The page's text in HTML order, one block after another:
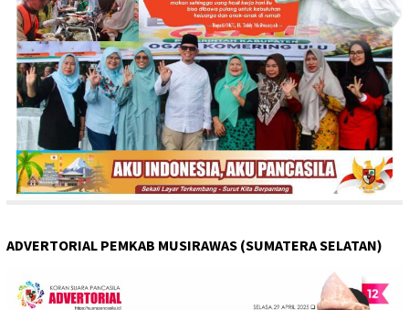
ADVERTORIAL PEMKAB MUSIRAWAS (SUMATERA SELATAN)